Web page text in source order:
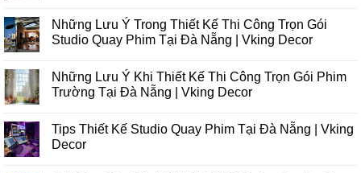
bình
luận
ở
Hướng
Thiết
Kế
Studio
Chụp
Ảnh
Những Lưu Ý Trong Thiết Kế Thi Công Trọn Gói
Studio Quay Phim Tại Đà Nẵng | Vking Decor
bình
luận
ở
Ý
Trong
Thiết
Những Lưu Ý Khi Thiết Kế Thi Công Trọn Gói Phim
Trường Tại Đà Nẵng | Vking Decor
bình
luận
ở
Tips Thiết Kế Studio Quay Phim Tại Đà Nẵng | Vking
Decor